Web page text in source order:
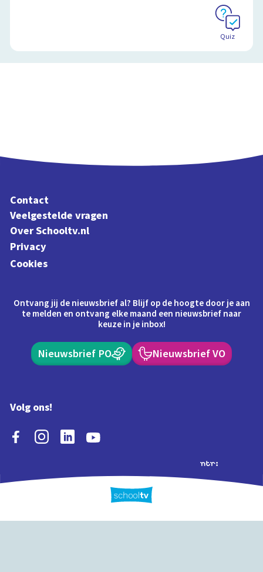
Schoolplaat
Quiz
Contact
Veelgestelde vragen
Over Schooltv.nl
Privacy
Cookies
Ontvang jij de nieuwsbrief al? Blijf op de hoogte door je aan
te melden en ontvang elke maand een nieuwsbrief naar
keuze in je inbox!
Nieuwsbrief PO Nieuwsbrief VO
Volg ons!